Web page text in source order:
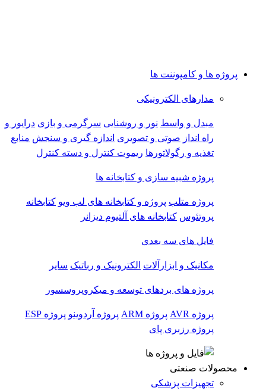
پروژه ها و کامپوننت ها
مدارهای الکترونیکی
مبدل و واسط نور و روشنایی سرگرمی و بازی درایور و
راه انداز صوتی و تصویری اندازه گیری و سنجش منابع
تغذیه و رگولاتورها ریموت کنترل و دسته کنترل
پروژه شبیه سازی و کتابخانه ها
پروژه متلب پروژه و کتابخانه های لب ویو کتابخانه
پروتئوس کتابخانه های آلتیوم دیزانر
فایل های سه بعدی
مکانیک و ابزارآلات الکترونیک و رباتیک سایر
پروژه های بردهای توسعه و میکروپروسسور
پروژه AVR پروژه ARM پروژه آردوینو پروژه ESP
پروژه رزبری پای
محصولات صنعتی
تجهیزات پزشکی